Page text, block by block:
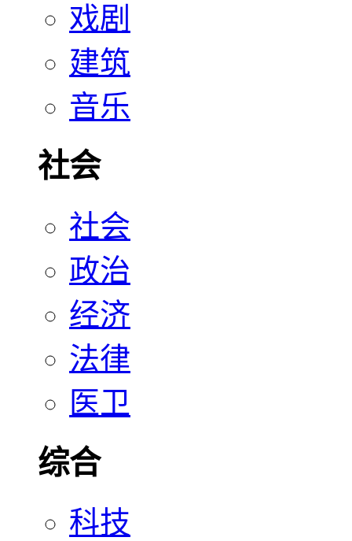
戏剧
建筑
音乐
社会
社会
政治
经济
法律
医卫
综合
科技